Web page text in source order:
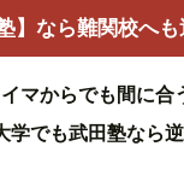
の偏差値や特徴など
】なら難関校へも
イマからでも間に合
学でも武田塾なら逆